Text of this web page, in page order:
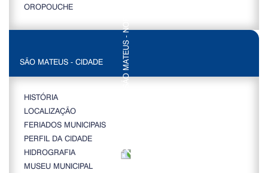
OROPOUCHE
SÃO MATEUS - CIDADE
HISTÓRIA
LOCALIZAÇÃO
FERIADOS MUNICIPAIS
PERFIL DA CIDADE
HIDROGRAFIA
MUSEU MUNICIPAL